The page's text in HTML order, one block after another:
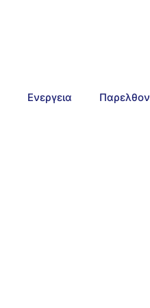
Ενεργεια Παρελθον